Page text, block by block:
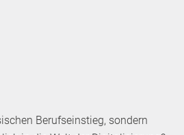
Berufseinstieg, sondern